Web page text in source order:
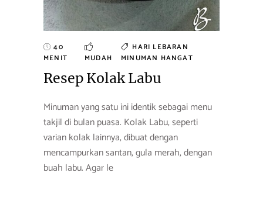
40
MENIT
MUDAH
HARI LEBARAN
MINUMAN HANGAT
Resep Kolak Labu
Minuman yang satu ini identik sebagai menu
takjil di bulan puasa. Kolak Labu, seperti
varian kolak lainnya, dibuat dengan
mencampurkan santan, gula merah, dengan
buah labu. Agar le